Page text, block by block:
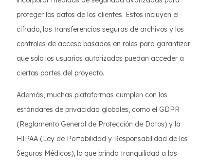
proteger los datos de los clientes. Estos incluyen el
cifrado, las transferencias seguras de archivos y los
controles de acceso basados en roles para garantizar
que solo los usuarios autorizados puedan acceder a
ciertas partes del proyecto.
Además, muchas plataformas cumplen con los
estándares de privacidad globales, como el GDPR
(Reglamento General de Protección de Datos) y la
HIPAA (Ley de Portabilidad y Responsabilidad de los
Seguros Médicos), lo que brinda tranquilidad a las